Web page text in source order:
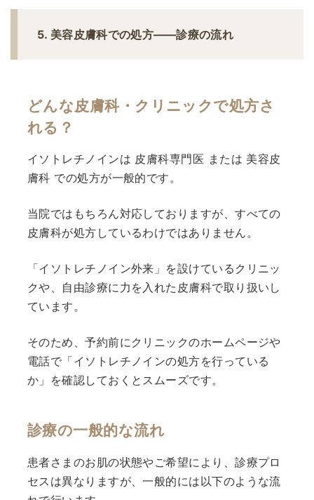
5. 美容皮膚科での処方——診療の流れ
どんな皮膚科・クリニックで処方さ
れる？
イソトレチノインは 皮膚科専門医 または 美容皮
膚科 での処方が一般的です。
当院ではもちろん対応しておりますが、すべての
皮膚科が処方しているわけではありません。
「イソトレチノイン外来」を設けているクリニッ
クや、自由診療に力を入れた皮膚科で取り扱いし
ています。
そのため、予約前にクリニックのホームページや
電話で「イソトレチノインの処方を行っている
か」を確認しておくとスムーズです。
診療の一般的な流れ
患者さまのお肌の状態やご希望により、診療プロ
セスは異なりますが、一般的には以下のような流